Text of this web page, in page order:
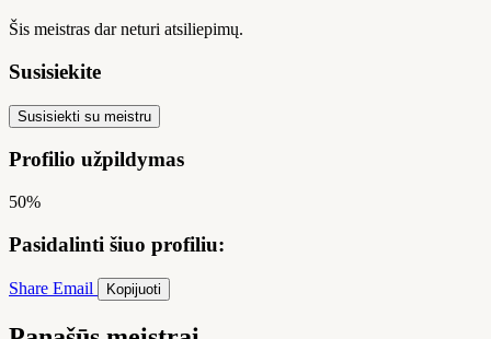
Šis meistras dar neturi atsiliepimų.
Susisiekite
Susisiekti su meistru
Profilio užpildymas
50%
Pasidalinti šiuo profiliu:
Share Email Kopijuoti